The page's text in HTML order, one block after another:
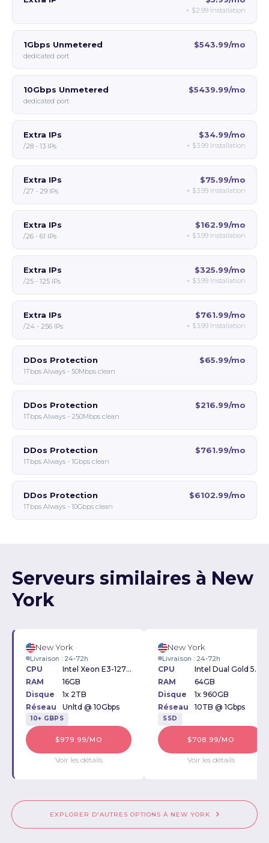
+ $2.99 Installation
1Gbps Unmetered
dedicated port
$543.99/mo
10Gbps Unmetered
dedicated port
$5439.99/mo
Extra IPs
/28 - 13 IPs
$34.99/mo
+ $3.99 Installation
Extra IPs
/27 - 29 IPs
$75.99/mo
+ $3.99 Installation
Extra IPs
/26 - 61 IPs
$162.99/mo
+ $3.99 Installation
Extra IPs
/25 - 125 IPs
$325.99/mo
+ $3.99 Installation
Extra IPs
/24 - 256 IPs
$761.99/mo
+ $3.99 Installation
DDos Protection
1Tbps Always - 50Mbps clean
$65.99/mo
DDos Protection
1Tbps Always - 250Mbps clean
$216.99/mo
DDos Protection
1Tbps Always - 1Gbps clean
$761.99/mo
DDos Protection
1Tbps Always - 10Gbps clean
$6102.99/mo
Serveurs similaires à New
York
New York
Livraison : 24-72h
CPU
Intel Xeon E3-1270 3.4GHz
RAM
16GB
Disque
1x 2TB
Réseau
Unltd @ 10Gbps
10+ GBPS
$979.99/MO
Voir les détails
New York
Livraison : 24-72h
CPU
Intel Dual Gold 5218 2.30GHz
RAM
64GB
Disque
1x 960GB
Réseau
10TB @ 1Gbps
SSD
$708.99/MO
Voir les détails
EXPLORER D'AUTRES OPTIONS À NEW YORK